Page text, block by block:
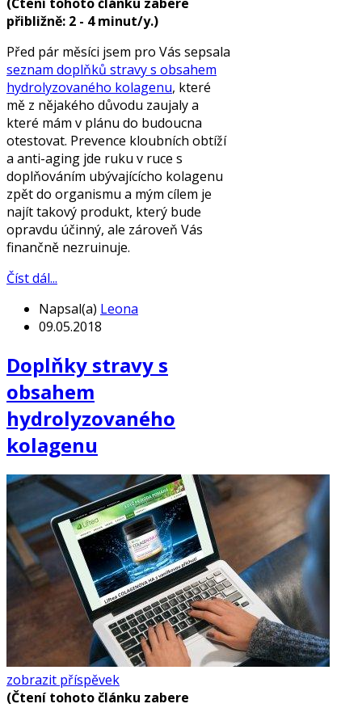
(Čtení tohoto článku zabere
přibližně: 2 - 4 minut/y.)
Před pár měsíci jsem pro Vás sepsala
seznam doplňků stravy s obsahem
hydrolyzovaného kolagenu, které
mě z nějakého důvodu zaujaly a
které mám v plánu do budoucna
otestovat. Prevence kloubních obtíží
a anti-aging jde ruku v ruce s
doplňováním ubývajícícho kolagenu
zpět do organismu a mým cílem je
najít takový produkt, který bude
opravdu účinný, ale zároveň Vás
finančně nezruinuje.
Číst dál...
Napsal(a) Leona
09.05.2018
Doplňky stravy s
obsahem
hydrolyzovaného
kolagenu
zobrazit příspěvek
(Čtení tohoto článku zabere